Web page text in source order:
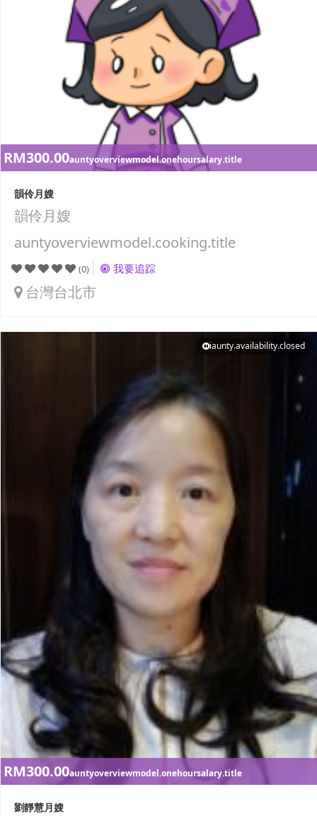
RM300.00auntyoverviewmodel.onehoursalary.title
韻伶月嫂
韻伶月嫂
auntyoverviewmodel.cooking.title
(0) 我要追踪
台灣台北市
iaunty.availability.closed
RM300.00auntyoverviewmodel.onehoursalary.title
劉靜慧月嫂